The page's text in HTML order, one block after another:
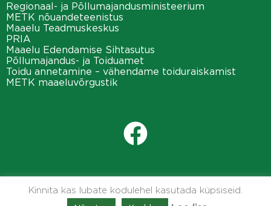
Regionaal- ja Põllumajandusministeerium
METK nõuandeteenistus
Maaelu Teadmuskeskus
PRIA
Maaelu Edendamise Sihtasutus
Põllumajandus- ja Toiduamet
Toidu annetamine – vähendame toiduraiskamist
METK maaeluvõrgustik
Kinnita kas lubate kodulehel kasutada küpsiseid.